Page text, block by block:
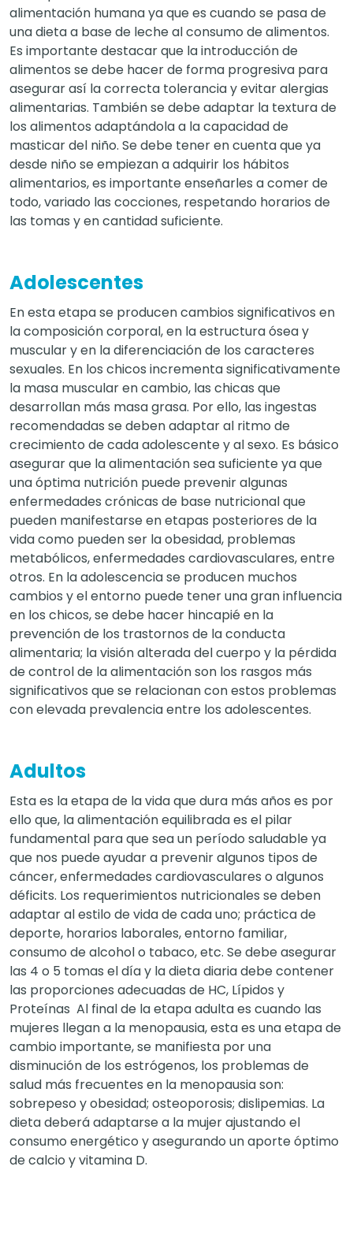
alimentación humana ya que es cuando se pasa de
una dieta a base de leche al consumo de alimentos.
Es importante destacar que la introducción de
alimentos se debe hacer de forma progresiva para
asegurar así la correcta tolerancia y evitar alergias
alimentarias. También se debe adaptar la textura de
los alimentos adaptándola a la capacidad de
masticar del niño. Se debe tener en cuenta que ya
desde niño se empiezan a adquirir los hábitos
alimentarios, es importante enseñarles a comer de
todo, variado las cocciones, respetando horarios de
las tomas y en cantidad suficiente.
Adolescentes
En esta etapa se producen cambios significativos en
la composición corporal, en la estructura ósea y
muscular y en la diferenciación de los caracteres
sexuales. En los chicos incrementa significativamente
la masa muscular en cambio, las chicas que
desarrollan más masa grasa. Por ello, las ingestas
recomendadas se deben adaptar al ritmo de
crecimiento de cada adolescente y al sexo. Es básico
asegurar que la alimentación sea suficiente ya que
una óptima nutrición puede prevenir algunas
enfermedades crónicas de base nutricional que
pueden manifestarse en etapas posteriores de la
vida como pueden ser la obesidad, problemas
metabólicos, enfermedades cardiovasculares, entre
otros. En la adolescencia se producen muchos
cambios y el entorno puede tener una gran influencia
en los chicos, se debe hacer hincapié en la
prevención de los trastornos de la conducta
alimentaria; la visión alterada del cuerpo y la pérdida
de control de la alimentación son los rasgos más
significativos que se relacionan con estos problemas
con elevada prevalencia entre los adolescentes.
Adultos
Esta es la etapa de la vida que dura más años es por
ello que, la alimentación equilibrada es el pilar
fundamental para que sea un período saludable ya
que nos puede ayudar a prevenir algunos tipos de
cáncer, enfermedades cardiovasculares o algunos
déficits. Los requerimientos nutricionales se deben
adaptar al estilo de vida de cada uno; práctica de
deporte, horarios laborales, entorno familiar,
consumo de alcohol o tabaco, etc. Se debe asegurar
las 4 o 5 tomas el día y la dieta diaria debe contener
las proporciones adecuadas de HC, Lípidos y
Proteínas Al final de la etapa adulta es cuando las
mujeres llegan a la menopausia, esta es una etapa de
cambio importante, se manifiesta por una
disminución de los estrógenos, los problemas de
salud más frecuentes en la menopausia son:
sobrepeso y obesidad; osteoporosis; dislipemias. La
dieta deberá adaptarse a la mujer ajustando el
consumo energético y asegurando un aporte óptimo
de calcio y vitamina D.